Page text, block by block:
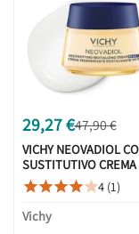
29,27 €47,90 €
VICHY NEOVADIOL
SUSTITUTIVO CREMA
REDENSIFICANTE Y
REVITALIZANTE
4 (1)
Vichy